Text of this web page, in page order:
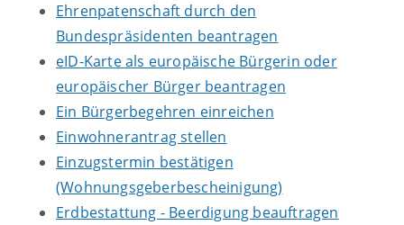
Ehrenpatenschaft durch den
Bundespräsidenten beantragen
eID-Karte als europäische Bürgerin oder
europäischer Bürger beantragen
Ein Bürgerbegehren einreichen
Einwohnerantrag stellen
Einzugstermin bestätigen
(Wohnungsgeberbescheinigung)
Erdbestattung - Beerdigung beauftragen